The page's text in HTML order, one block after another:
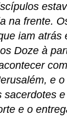
na frente.
iam atrás
Doze à
e
e o